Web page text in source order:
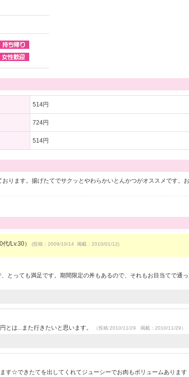
514円
724円
514円
ります。揚げたてでサクッとやわらかいとんかつがオススメです。
代/Lv.30） (投稿：2009/10/14 掲載：2010/01/12)
とっても満足です。期間限定の丼もあるので、それもお目当てで通っ
とは...また行きたいと思います。
（投稿:2010/11/29 掲載：2010/11/29）
す☆できたてを出してくれてジューシーでお肉もボリュームあります